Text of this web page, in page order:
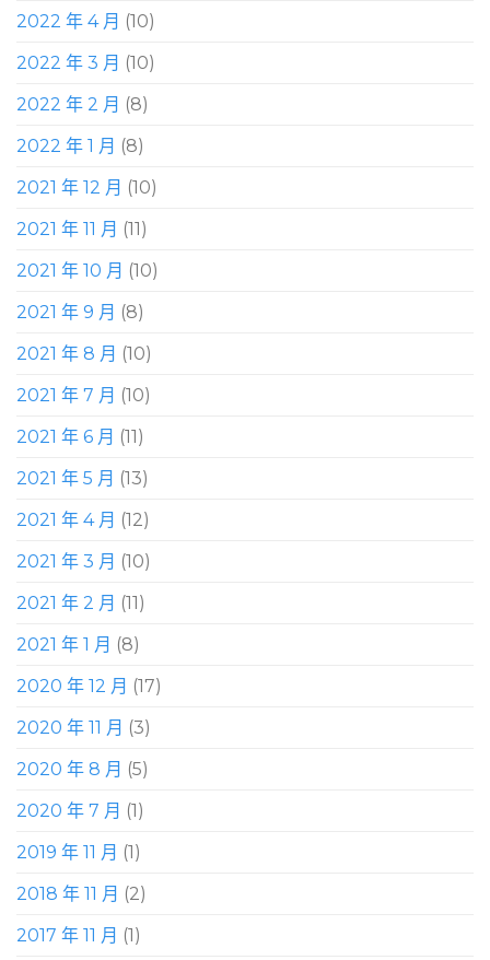
2022 年 4 月 (10)
2022 年 3 月 (10)
2022 年 2 月 (8)
2022 年 1 月 (8)
2021 年 12 月 (10)
2021 年 11 月 (11)
2021 年 10 月 (10)
2021 年 9 月 (8)
2021 年 8 月 (10)
2021 年 7 月 (10)
2021 年 6 月 (11)
2021 年 5 月 (13)
2021 年 4 月 (12)
2021 年 3 月 (10)
2021 年 2 月 (11)
2021 年 1 月 (8)
2020 年 12 月 (17)
2020 年 11 月 (3)
2020 年 8 月 (5)
2020 年 7 月 (1)
2019 年 11 月 (1)
2018 年 11 月 (2)
2017 年 11 月 (1)